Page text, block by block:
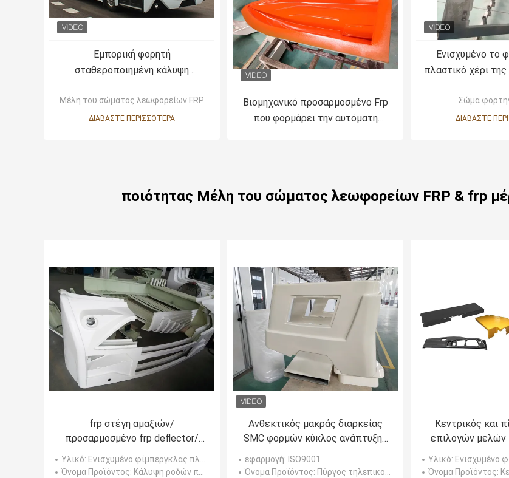
Εμπορική φορητή
σταθεροποιημένη κάλυψη
φίμπεργκλας RTM SMC
Μέλη του σώματος λεωφορείων FRP
ΔΙΑΒΆΣΤΕ ΠΕΡΙΣΣΌΤΕΡΑ
Βιομηχανικό προσαρμοσμένο Frp
που φορμάρει την αυτόματη
Ενισχυμένο το
πλαστικό χέρι
RTM SMC
Σώμα
ΔΙΑΒΆΣΤΕ
ποιότητας Μέλη του σώματος λεωφορείων FRP & frp
frp στέγη αμαξιών/
προσαρμοσμένο frp deflector/
σχαρών/λεωφορείων μέτωπο -
επιτροπή
Υλικό: Ενισχυμένο φίμπεργκλας πλαστικό
Όνομα Προϊόντος: Κάλυψη ροδών προφυλακτήρων
Ανθεκτικός μακράς διαρκείας
SMC φορμών κύκλος ανάπτυξης
μερών σύντομος ευνοϊκός για
το περιβάλλον
εφαρμογή: ISO9001
Όνομα Προϊόντος: Πύργος τηλεπικοινωνιών FRP
Κεντρικός και
επιλογών
εξωτερικά
Υλικό: Ενισχυμένο
Όνομα Προϊόντος: Κεντρικός και